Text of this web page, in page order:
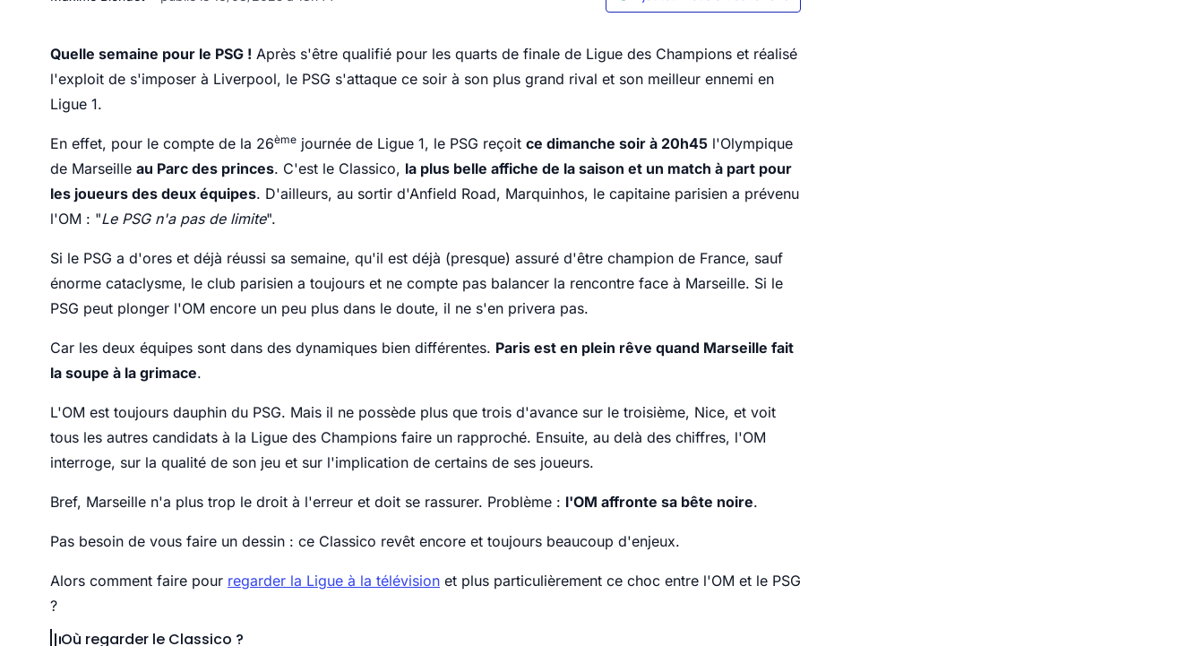
Quelle semaine pour le PSG ! Après s'être qualifié pour les quarts de finale de Ligue des Champions et réalisé
l'exploit de s'imposer à Liverpool, le PSG s'attaque ce soir à son plus grand rival et son meilleur ennemi en
Ligue 1.
En effet, pour le compte de la 26ème journée de Ligue 1, le PSG reçoit ce dimanche soir à 20h45 l'Olympique
de Marseille au Parc des princes. C'est le Classico, la plus belle affiche de la saison et un match à part pour
les joueurs des deux équipes. D'ailleurs, au sortir d'Anfield Road, Marquinhos, le capitaine parisien a prévenu
l'OM : "Le PSG n'a pas de limite".
Si le PSG a d'ores et déjà réussi sa semaine, qu'il est déjà (presque) assuré d'être champion de France, sauf
énorme cataclysme, le club parisien a toujours et ne compte pas balancer la rencontre face à Marseille. Si le
PSG peut plonger l'OM encore un peu plus dans le doute, il ne s'en privera pas.
Car les deux équipes sont dans des dynamiques bien différentes. Paris est en plein rêve quand Marseille fait
la soupe à la grimace.
L'OM est toujours dauphin du PSG. Mais il ne possède plus que trois d'avance sur le troisième, Nice, et voit
tous les autres candidats à la Ligue des Champions faire un rapproché. Ensuite, au delà des chiffres, l'OM
interroge, sur la qualité de son jeu et sur l'implication de certains de ses joueurs.
Bref, Marseille n'a plus trop le droit à l'erreur et doit se rassurer. Problème : l'OM affronte sa bête noire.
Pas besoin de vous faire un dessin : ce Classico revêt encore et toujours beaucoup d'enjeux.
Alors comment faire pour regarder la Ligue à la télévision et plus particulièrement ce choc entre l'OM et le PSG
?
Où regarder le Classico ?